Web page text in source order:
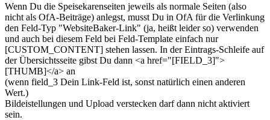
Wenn Du die Speisekarenseiten jeweils als normale Seiten (also
nicht als OfA-Beiträge) anlegst, musst Du in OfA für die Verlinkung
den Feld-Typ "WebsiteBaker-Link" (ja, heißt leider so) verwenden
und auch bei diesem Feld bei Feld-Template einfach nur
[CUSTOM_CONTENT] stehen lassen. In der Eintrags-Schleife auf
der Übersichtsseite gibst Du dann <a href="[FIELD_3]">
[THUMB]</a> an
(wenn field_3 Dein Link-Feld ist, sonst natürlich einen anderen
Wert.)
Bildeistellungen und Upload verstecken darf dann nicht aktiviert
sein.